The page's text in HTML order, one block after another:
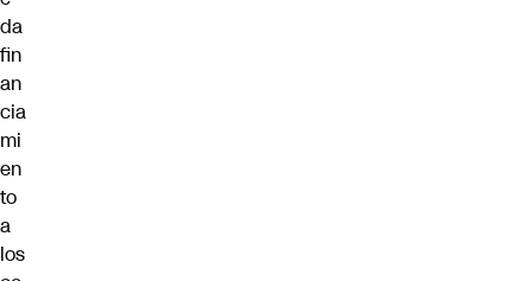
da
fin
an
cia
mi
en
to
a
los